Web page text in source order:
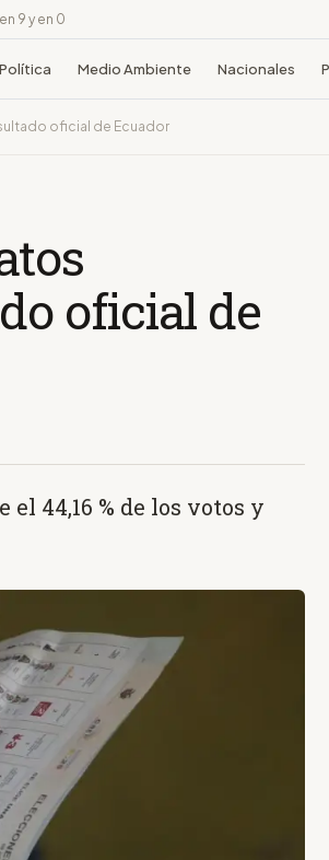
9 y en 0
Política Medio Ambiente Nacionales
oficial de Ecuador
oficial de
el 44,16 % de los votos y